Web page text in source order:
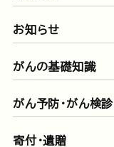
お知らせ
がんの基礎知識
がん予防・がん検診
寄付・遺贈